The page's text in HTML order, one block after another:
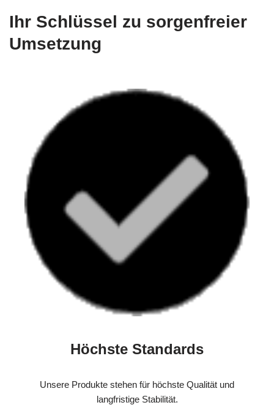
Ihr Schlüssel zu sorgenfreier
Umsetzung
Höchste Standards
Unsere Produkte stehen für höchste Qualität und
langfristige Stabilität.